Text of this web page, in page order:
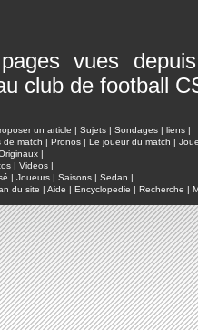
pages vues
club de football
un article | Sujets | Sondages | liens |
de match | Pronos | Le joueur du match |
|
| Videos |
| Joueurs | Saisons | Sedan |
du site | Aide | Encyclopedie | Recherche |